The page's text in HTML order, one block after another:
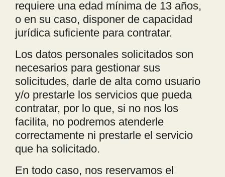
requiere una edad mínima de 13 años,
o en su caso, disponer de capacidad
jurídica suficiente para contratar.
Los datos personales solicitados son
necesarios para gestionar sus
solicitudes, darle de alta como usuario
y/o prestarle los servicios que pueda
contratar, por lo que, si no nos los
facilita, no podremos atenderle
correctamente ni prestarle el servicio
que ha solicitado.
En todo caso, nos reservamos el